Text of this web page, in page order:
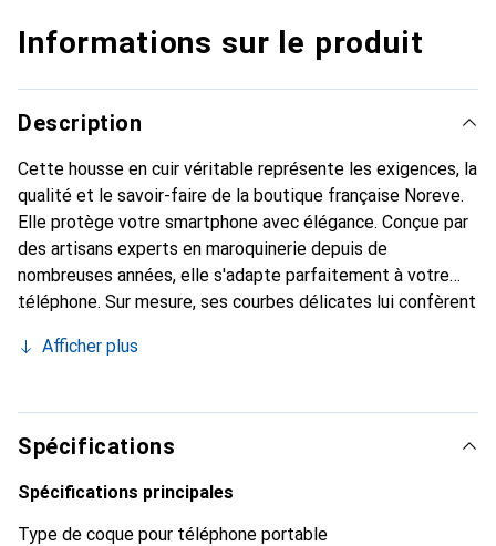
Informations sur le produit
Description
Cette housse en cuir véritable représente les exigences, la
qualité et le savoir-faire de la boutique française Noreve.
Elle protège votre smartphone avec élégance. Conçue par
des artisans experts en maroquinerie depuis de
nombreuses années, elle s'adapte parfaitement à votre
téléphone. Sur mesure, ses courbes délicates lui confèrent
et indispensable pour votre smartphone. Reconnaître
marque Noreve est un choix sûr pour une clientèle
exigeante.
Afficher plus
Spécifications
Spécifications principales
Type de coque pour téléphone portable